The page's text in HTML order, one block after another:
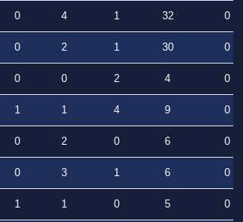
0 4 1 32
0
0 2 1 30
0
0 0 2 4
0
1 1 4 9
0
0 2 0 6
0
0 3 1 6
0
1 1 0 5
0